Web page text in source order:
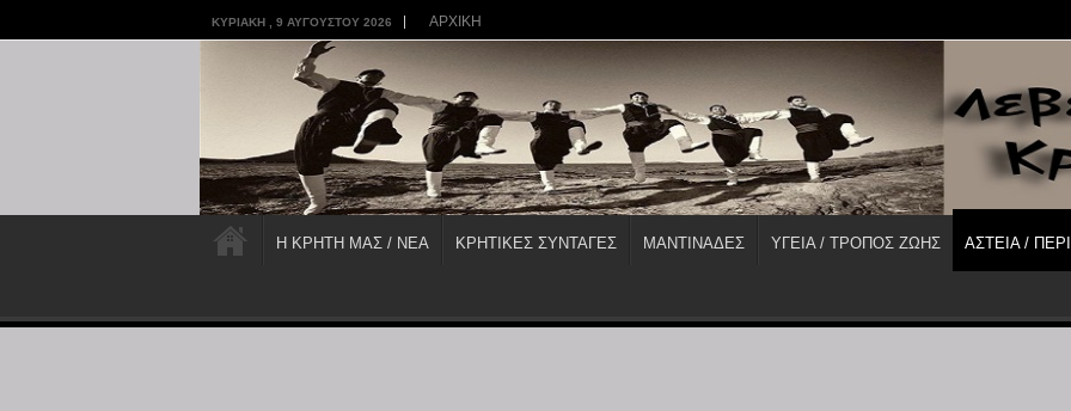
ΚΥΡΙΑΚΉ , 9 ΑΥΓΟΎΣΤΟΥ 2026 ΑΡΧΙΚΗ
Η ΚΡΗΤΗ ΜΑΣ / ΝΕΑ ΚΡΗΤΙΚΕΣ ΣΥΝΤΑΓΕΣ ΜΑΝΤΙΝΑΔΕΣ ΥΓΕΙΑ / ΤΡΟΠΟΣ ΖΩΗΣ ΑΣΤΕΙΑ /